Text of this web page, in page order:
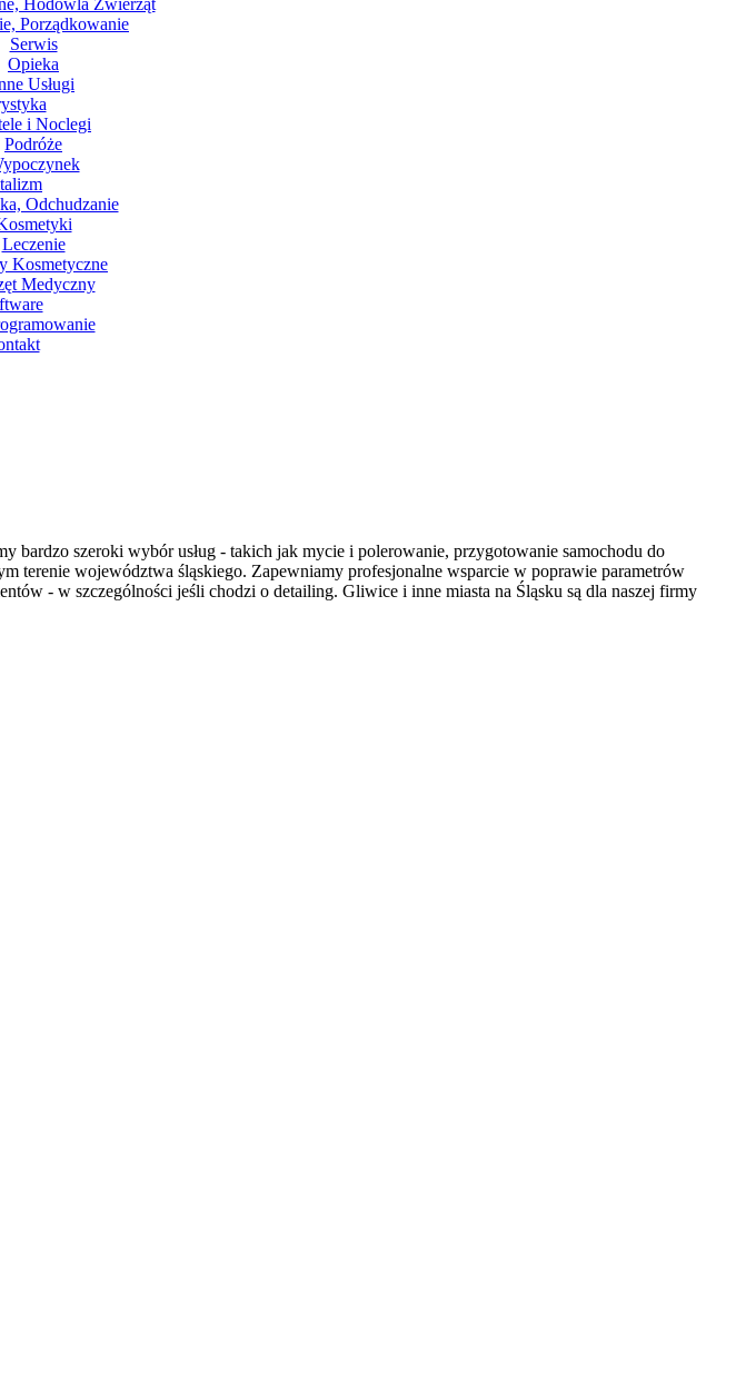
Hodowla Zwierząt
Porządkowanie
Serwis
Opieka
Usługi
i Noclegi
Podróże
Odchudzanie
Leczenie
Kosmetyczne
Medyczny
bardzo szeroki wybór usług - takich jak mycie i polerowanie, przygotowanie samochodu do
terenie województwa śląskiego. Zapewniamy profesjonalne wsparcie w poprawie parametrów
- w szczególności jeśli chodzi o detailing. Gliwice i inne miasta na Śląsku są dla naszej firmy